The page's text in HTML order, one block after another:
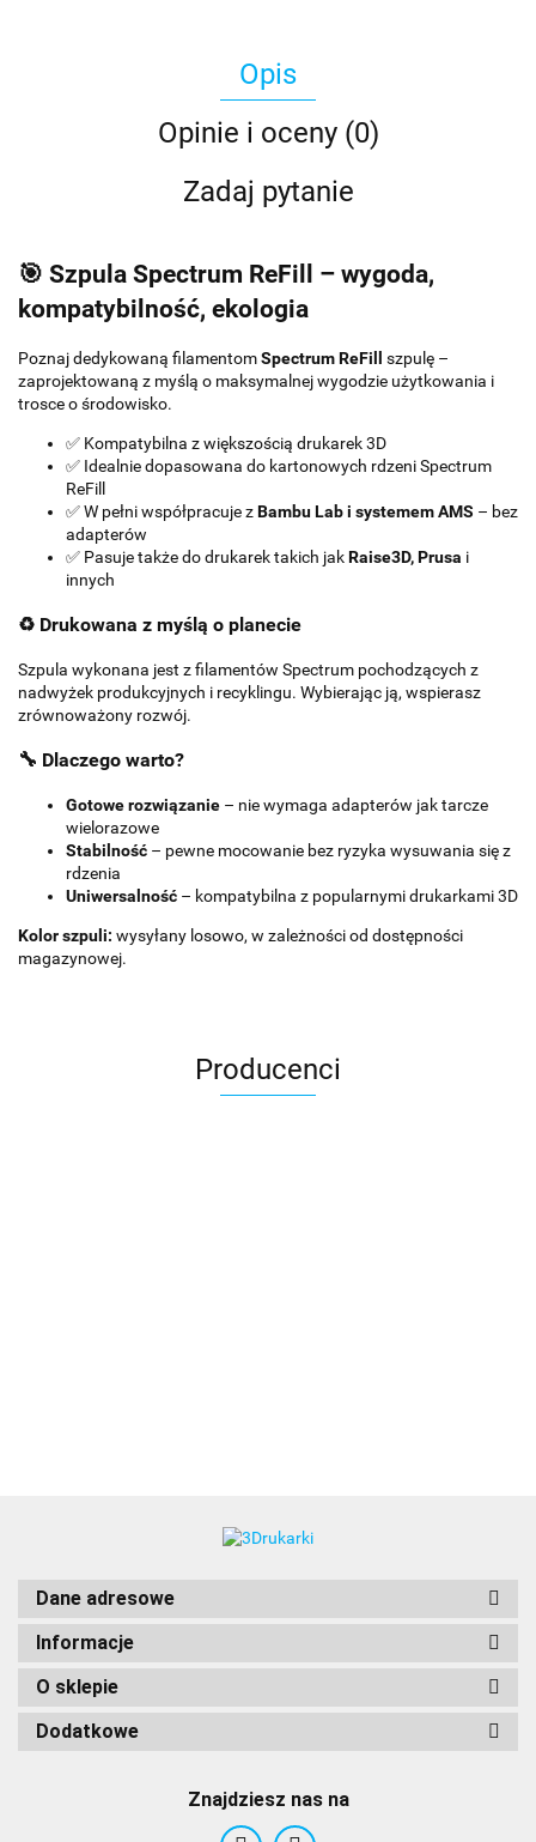
Opis
Opinie i oceny (0)
Zadaj pytanie
🎯 Szpula Spectrum ReFill – wygoda,
kompatybilność, ekologia
Poznaj dedykowaną filamentomSpectrum ReFill
szpulę –
zaprojektowaną z myślą o maksymalnej wygodzie użytkowania i
trosce o środowisko.
✅ Kompatybilna z większością drukarek 3D
✅ Idealnie dopasowana do kartonowych rdzeni Spectrum
ReFill
✅ W pełni współpracuje zBambu Lab i systemem AMS – bez
adapterów
✅ Pasuje także do drukarek takich jakRaise3D, Prusa i
innych
♻️ Drukowana z myślą o planecie
Szpula wykonana jest z filamentów Spectrum pochodzących z
nadwyżek produkcyjnych i recyklingu. Wybierając ją, wspierasz
zrównoważony rozwój.
🔧 Dlaczego warto?
Gotowe rozwiązanie – nie wymaga adapterów jak tarcze
wielorazowe
Stabilność – pewne mocowanie bez ryzyka wysuwania się z
rdzenia
Uniwersalność – kompatybilna z popularnymi drukarkami 3D
Kolor szpuli: wysyłany losowo, w zależności od dostępności
magazynowej.
Producenci
Dane adresowe
Informacje
O sklepie
Dodatkowe
Znajdziesz nas na